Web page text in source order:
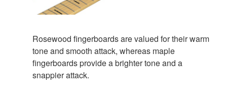
Rosewood fingerboards are valued for their warm
tone and smooth attack, whereas maple
fingerboards provide a brighter tone and a
snappier attack.